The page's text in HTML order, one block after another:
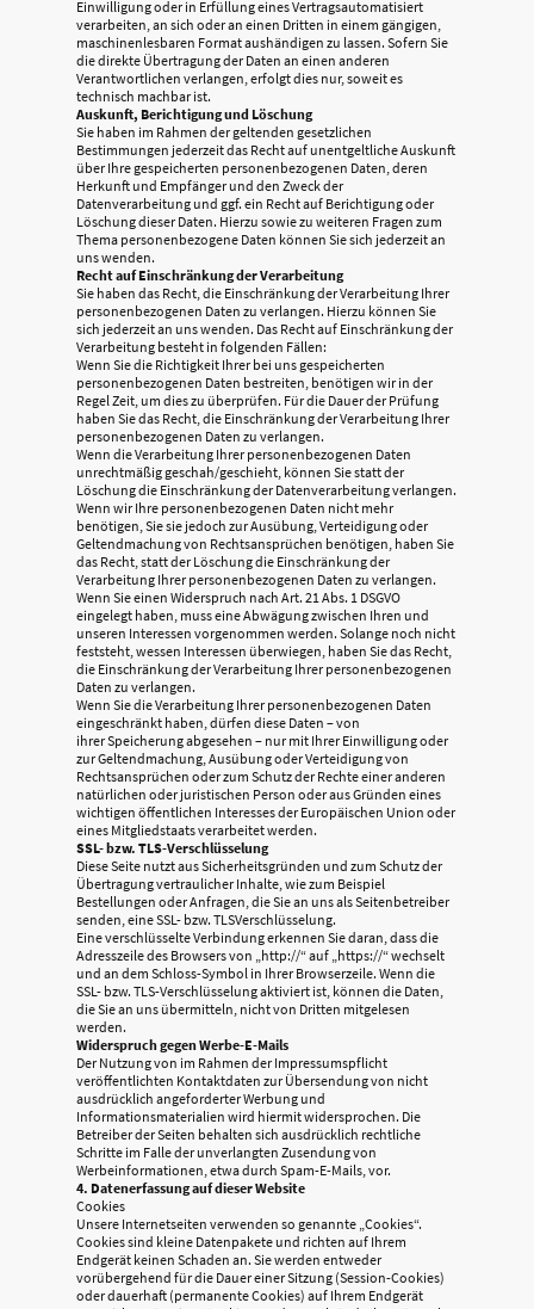
Einwilligung oder in Erfüllung eines Vertragsautomatisiert
verarbeiten, an sich oder an einen Dritten in einem gängigen,
maschinenlesbaren Format aushändigen zu lassen. Sofern Sie
die direkte Übertragung der Daten an einen anderen
Verantwortlichen verlangen, erfolgt dies nur, soweit es
technisch machbar ist.
Auskunft, Berichtigung und Löschung
Sie haben im Rahmen der geltenden gesetzlichen
Bestimmungen jederzeit das Recht auf unentgeltliche Auskunft
über Ihre gespeicherten personenbezogenen Daten, deren
Herkunft und Empfänger und den Zweck der
Datenverarbeitung und ggf. ein Recht auf Berichtigung oder
Löschung dieser Daten. Hierzu sowie zu weiteren Fragen zum
Thema personenbezogene Daten können Sie sich jederzeit an
uns wenden.
Recht auf Einschränkung der Verarbeitung
Sie haben das Recht, die Einschränkung der Verarbeitung Ihrer
personenbezogenen Daten zu verlangen. Hierzu können Sie
sich jederzeit an uns wenden. Das Recht auf Einschränkung der
Verarbeitung besteht in folgenden Fällen:
Wenn Sie die Richtigkeit Ihrer bei uns gespeicherten
personenbezogenen Daten bestreiten, benötigen wir in der
Regel Zeit, um dies zu überprüfen. Für die Dauer der Prüfung
haben Sie das Recht, die Einschränkung der Verarbeitung Ihrer
personenbezogenen Daten zu verlangen.
Wenn die Verarbeitung Ihrer personenbezogenen Daten
unrechtmäßig geschah/geschieht, können Sie statt der
Löschung die Einschränkung der Datenverarbeitung verlangen.
Wenn wir Ihre personenbezogenen Daten nicht mehr
benötigen, Sie sie jedoch zur Ausübung, Verteidigung oder
Geltendmachung von Rechtsansprüchen benötigen, haben Sie
das Recht, statt der Löschung die Einschränkung der
Verarbeitung Ihrer personenbezogenen Daten zu verlangen.
Wenn Sie einen Widerspruch nach Art. 21 Abs. 1 DSGVO
eingelegt haben, muss eine Abwägung zwischen Ihren und
unseren Interessen vorgenommen werden. Solange noch nicht
feststeht, wessen Interessen überwiegen, haben Sie das Recht,
die Einschränkung der Verarbeitung Ihrer personenbezogenen
Daten zu verlangen.
Wenn Sie die Verarbeitung Ihrer personenbezogenen Daten
eingeschränkt haben, dürfen diese Daten – von
ihrer Speicherung abgesehen – nur mit Ihrer Einwilligung oder
zur Geltendmachung, Ausübung oder Verteidigung von
Rechtsansprüchen oder zum Schutz der Rechte einer anderen
natürlichen oder juristischen Person oder aus Gründen eines
wichtigen öffentlichen Interesses der Europäischen Union oder
eines Mitgliedstaats verarbeitet werden.
SSL- bzw. TLS-Verschlüsselung
Diese Seite nutzt aus Sicherheitsgründen und zum Schutz der
Übertragung vertraulicher Inhalte, wie zum Beispiel
Bestellungen oder Anfragen, die Sie an uns als Seitenbetreiber
senden, eine SSL- bzw. TLSVerschlüsselung.
Eine verschlüsselte Verbindung erkennen Sie daran, dass die
Adresszeile des Browsers von „http://“ auf „https://“ wechselt
und an dem Schloss-Symbol in Ihrer Browserzeile. Wenn die
SSL- bzw. TLS-Verschlüsselung aktiviert ist, können die Daten,
die Sie an uns übermitteln, nicht von Dritten mitgelesen
werden.
Widerspruch gegen Werbe-E-Mails
Der Nutzung von im Rahmen der Impressumspflicht
veröffentlichten Kontaktdaten zur Übersendung von nicht
ausdrücklich angeforderter Werbung und
Informationsmaterialien wird hiermit widersprochen. Die
Betreiber der Seiten behalten sich ausdrücklich rechtliche
Schritte im Falle der unverlangten Zusendung von
Werbeinformationen, etwa durch Spam-E-Mails, vor.
4. Datenerfassung auf dieser Website
Cookies
Unsere Internetseiten verwenden so genannte „Cookies“.
Cookies sind kleine Datenpakete und richten auf Ihrem
Endgerät keinen Schaden an. Sie werden entweder
vorübergehend für die Dauer einer Sitzung (Session-Cookies)
oder dauerhaft (permanente Cookies) auf Ihrem Endgerät